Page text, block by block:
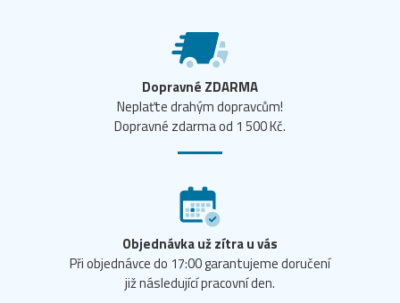
Dopravné ZDARMA
Neplaťte drahým dopravcům!
Dopravné zdarma od 1 500 Kč.
Objednávka už zítra u vás
Při objednávce do 17:00 garantujeme doručení
již následující pracovní den.